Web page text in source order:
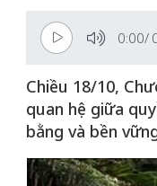
0:00/
Chiều 18/10,
quan hệ giữa
bằng và bền